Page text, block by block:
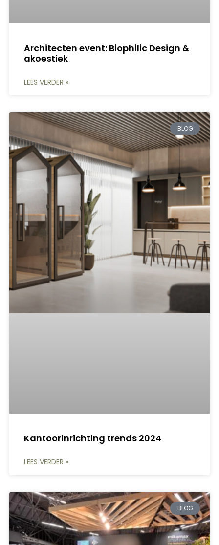
Architecten event: Biophilic Design &
akoestiek
LEES VERDER »
BLOG
Kantoorinrichting trends 2024
LEES VERDER »
BLOG